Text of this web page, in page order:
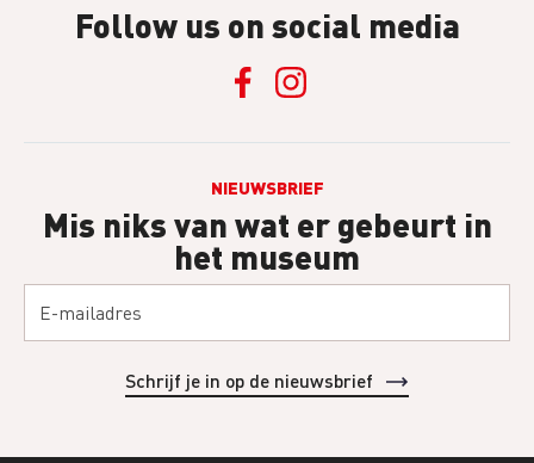
Follow us on social media
NIEUWSBRIEF
Mis niks van wat er gebeurt in
het museum